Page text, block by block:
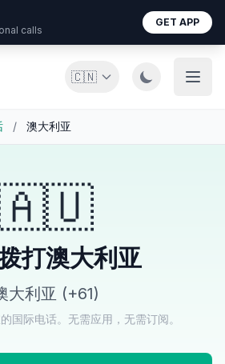
calls
GET APP
🇨🇳
/ 澳大利亚
打澳大利亚
大利亚 (+61)
国际电话。无需应用，无需订阅。